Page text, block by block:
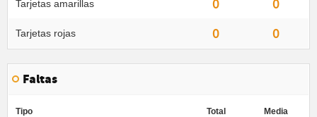
Tarjetas amarillas
Tarjetas rojas 0 0
Faltas
Tipo Total Media